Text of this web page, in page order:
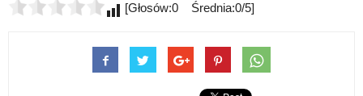
[Głosów:0 Średnia:0/5]